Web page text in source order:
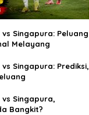
Singapura: Peluang
Melayang
Singapura: Prediksi,
Singapura,
Bangkit?